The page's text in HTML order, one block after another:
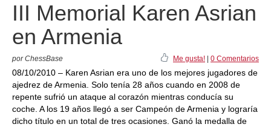
III Memorial Karen Asrian
en Armenia
por ChessBase Me gusta! 0 Comentarios
08/10/2010 – Karen Asrian era uno de los mejores jugadores de
ajedrez de Armenia. Solo tenía 28 años cuando en 2008 de
repente sufrió un ataque al corazón mientras conducía su
coche. A los 19 años llegó a ser Campeón de Armenia y lograría
dicho título en un total de tres ocasiones. Ganó la medalla de